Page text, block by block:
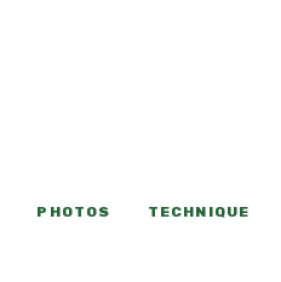
PHOTOS TECHNIQUE